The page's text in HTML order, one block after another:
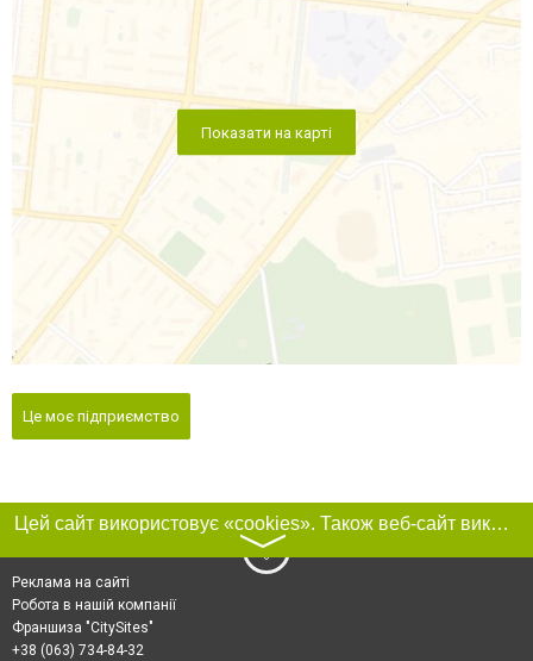
Показати на карті
Це моє підприємство
Цей сайт використовує «cookies». Також веб-сайт використовує інтернет-сервіс для збору технічних даних стосовно відвідувачів з метою отримання маркетингової та статистичної інформації. Умови обробки даних відвідувачів сайту див.
〉
Реклама на сайті
Робота в нашій компанії
Франшиза "CitySites"
+38 (063) 734-84-32